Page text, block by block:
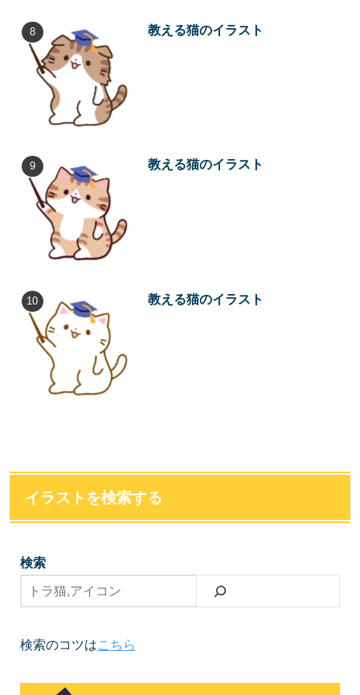
教える猫のイラスト
教える猫のイラスト
教える猫のイラスト
イラストを検索する
検索
検索のコツはこちら